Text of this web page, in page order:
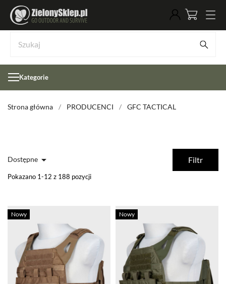
Kategorie
Strona główna PRODUCENCI GFC TACTICAL
Dostępne  Filtr
Pokazano 1-12 z 188 pozycji
Nowy Nowy